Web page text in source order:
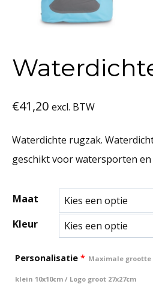
€41,20 excl. BTW
Waterdichte rugzak.
geschikt voor watersporten
Maat
Kleur
Personalisatie * Maximale
klein 10x10cm / Logo groot 27x27cm